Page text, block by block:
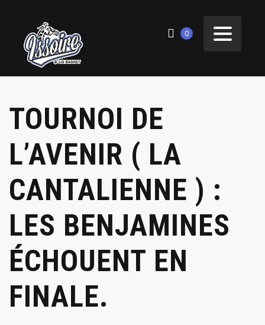
0
TOURNOI DE
L’AVENIR ( LA
CANTALIENNE ) :
LES BENJAMINES
ÉCHOUENT EN
FINALE.